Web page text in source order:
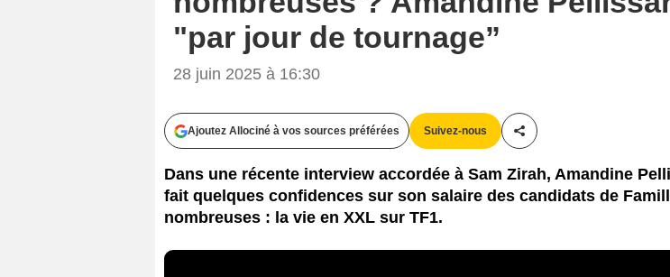
"par jour de tournage”
28 juin 2025 à 16:30
Ajoutez Allociné à vos sources préférées Suivez-nous
Partager cet article
Dans une récente interview accordée à Sam Zirah, Amandine
fait quelques confidences sur son salaire des candidats de
nombreuses : la vie en XXL sur TF1.